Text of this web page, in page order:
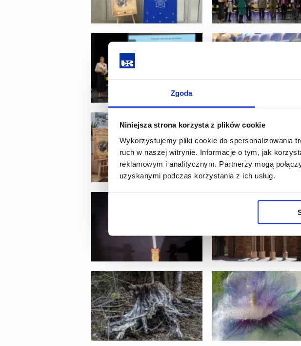
Zgoda
Niniejsza strona korzysta z plików cookie
Wykorzystujemy pliki cookie do spersonalizowania
ruch w naszej witrynie. Informacje o tym, jak
reklamowym i analitycznym. Partnerzy mogą
uzyskanymi podczas korzystania z ich usług.